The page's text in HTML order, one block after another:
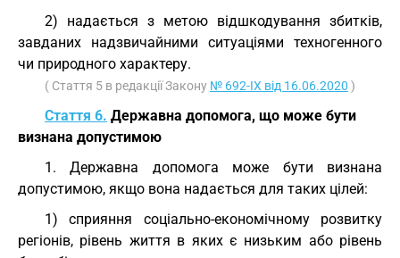
2) надається з метою відшкодування збитків,
завданих надзвичайними ситуаціями техногенного
чи природного характеру.
( Стаття 5 в редакції Закону № 692-IX від 16.06.2020 )
Стаття 6. Державна допомога, що може бути
визнана допустимою
1. Державна допомога може бути визнана
допустимою, якщо вона надається для таких цілей:
1) сприяння соціально-економічному розвитку
регіонів, рівень життя в яких є низьким або рівень